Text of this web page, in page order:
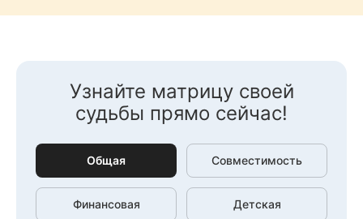
Узнайте матрицу своей
судьбы прямо сейчас!
Общая Совместимость
Финансовая Детская